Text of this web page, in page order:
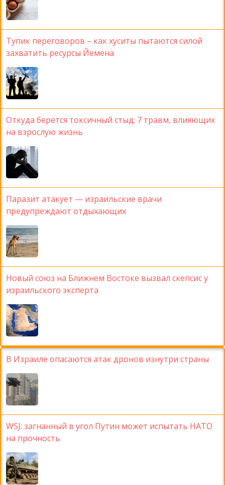
Тупик переговоров – как хуситы пытаются силой
захватить ресурсы Йемена
Откуда берется токсичный стыд: 7 травм, влияющих
на взрослую жизнь
Паразит атакует — израильские врачи
предупреждают отдыхающих
Новый союз на Ближнем Востоке вызвал скепсис у
израильского эксперта
В Израиле опасаются атак дронов изнутри страны
WSJ: загнанный в угол Путин может испытать НАТО
на прочность